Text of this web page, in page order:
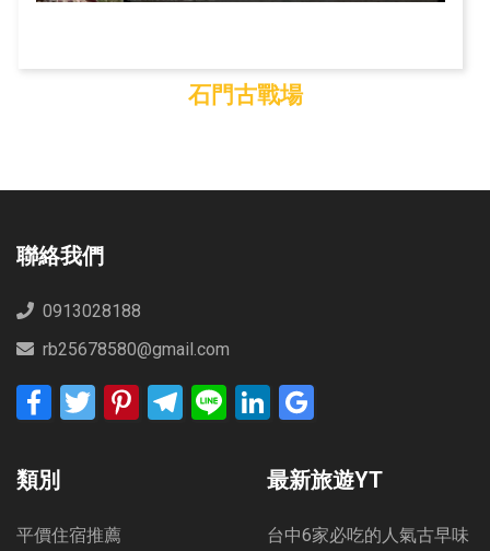
石門古戰場
聯絡我們
0913028188
rb25678580@gmail.com
FacebookTwitter PinterestTelegram
Line LinkedIn
類別
平價住宿推薦
最新旅遊YT
台中6家必吃的人氣古早味